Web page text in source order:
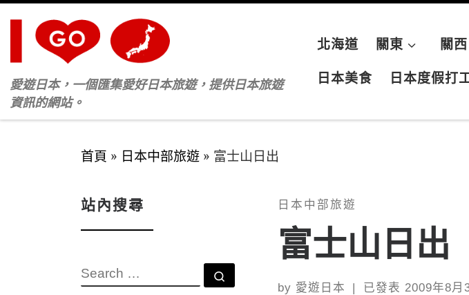
Skip to content
愛遊日本，一個匯集愛好日本旅遊，提供日本旅遊
資訊的網站。
北海道 關東 關西
日本美食 日本度假打
首頁 » 日本中部旅遊 » 富士山日出
日本中部旅遊
富士山日出
by 愛遊日本 | 已發表 2009年8月
站內搜尋
SEARCH